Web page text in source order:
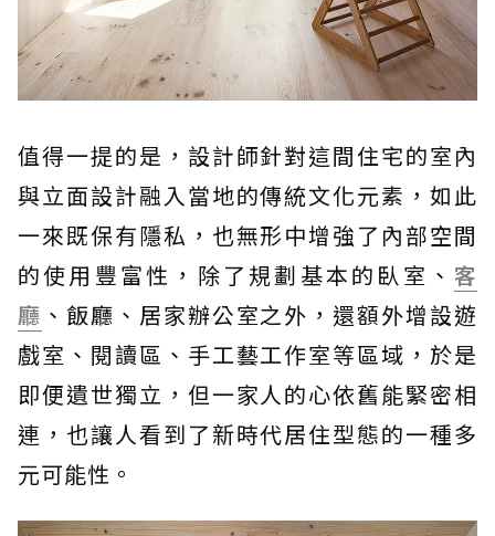
值得一提的是，設計師針對這間住宅的室內
與立面設計融入當地的傳統文化元素，如此
一來既保有隱私，也無形中增強了內部空間
的使用豐富性，除了規劃基本的臥室、 客
廳 、飯廳、居家辦公室之外，還額外增設遊
戲室、閱讀區、手工藝工作室等區域，於是
即便遺世獨立，但一家人的心依舊能緊密相
連，也讓人看到了新時代居住型態的一種多
元可能性。